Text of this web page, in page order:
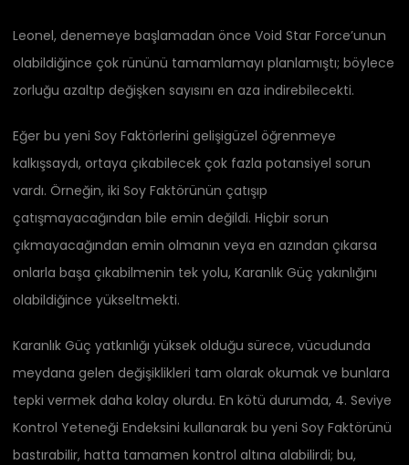
Leonel, denemeye başlamadan önce Void Star Force’unun
olabildiğince çok rününü tamamlamayı planlamıştı; böylece
zorluğu azaltıp değişken sayısını en aza indirebilecekti.
Eğer bu yeni Soy Faktörlerini gelişigüzel öğrenmeye
kalkışsaydı, ortaya çıkabilecek çok fazla potansiyel sorun
vardı. Örneğin, iki Soy Faktörünün çatışıp
çatışmayacağından bile emin değildi. Hiçbir sorun
çıkmayacağından emin olmanın veya en azından çıkarsa
onlarla başa çıkabilmenin tek yolu, Karanlık Güç yakınlığını
olabildiğince yükseltmekti.
Karanlık Güç yatkınlığı yüksek olduğu sürece, vücudunda
meydana gelen değişiklikleri tam olarak okumak ve bunlara
tepki vermek daha kolay olurdu. En kötü durumda, 4. Seviye
Kontrol Yeteneği Endeksini kullanarak bu yeni Soy Faktörünü
bastırabilir, hatta tamamen kontrol altına alabilirdi; bu,